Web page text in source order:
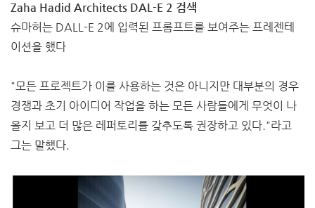
Zaha Hadid Architects DAL-E 2 검색
슈마허는 DALL-E 2에 입력된 프롬프트를 보여주는 프레젠테
이션을 했다
"모든 프로젝트가 이를 사용하는 것은 아니지만 대부분의 경우
경쟁과 초기 아이디어 작업을 하는 모든 사람들에게 무엇이 나
올지 보고 더 많은 레퍼토리를 갖추도록 권장하고 있다."라고
그는 말했다.